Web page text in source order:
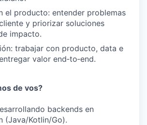
PORTFOLIO
TEAM
el producto: entender problemas
y priorizar soluciones
impacto.
trabajar con producto, data e
valor end‑to‑end.
de vos?
backends en
(Java/Kotlin/Go).